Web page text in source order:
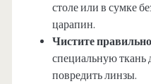
столе или в сумке
царапин.
Чистите
специальную ткань
повредить линзы.